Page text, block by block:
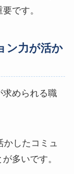
です。
ン力が活か
求められる職
かしたコミュ
多いです。